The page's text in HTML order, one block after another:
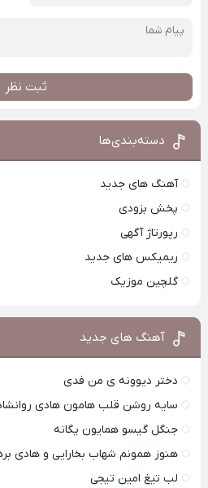
ثبت نظر
دسته‌بندی‌ها
آهنگ های جدید
پخش بزودی
رپورتاژ آگهی
ریمیکس های جدید
گلچین موزیک
آهنگ های جدید
دختر دیوونه ی من فدی
سایه روشن قلب هامون هادی
جنگل گیسو همایون یگانه
هنوز همونم شهاب بخارایی و هادی
لب تیغ امین تیجی